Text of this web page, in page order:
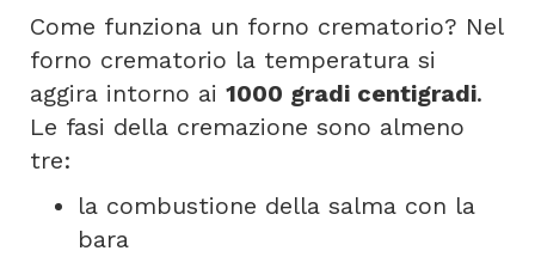
Come funziona un forno crematorio? Nel
forno crematorio la temperatura si
aggira intorno ai 1000 gradi centigradi.
Le fasi della cremazione sono almeno
tre:
la combustione della salma con la
bara